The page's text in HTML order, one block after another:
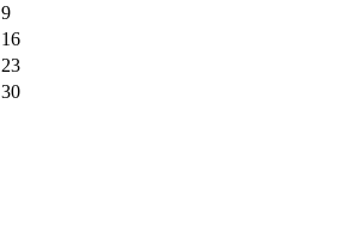
9
16
23
30